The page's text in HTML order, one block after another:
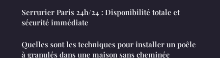
Serrurier Paris 24h/24 : Disponibilité totale et
sécurité immédiate
Quelles sont les techniques pour installer un poêle
à granulés dans une maison sans cheminée